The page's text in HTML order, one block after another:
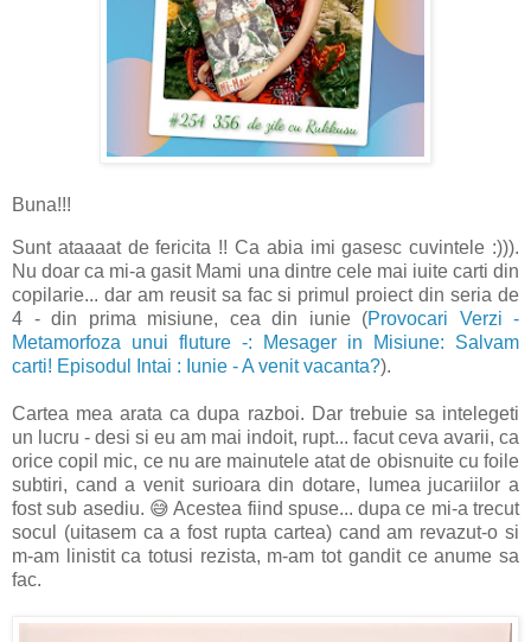
Buna!!!
Sunt ataaaat de fericita !! Ca abia imi gasesc cuvintele :))).
Nu doar ca mi-a gasit Mami una dintre cele mai iuite carti din
copilarie... dar am reusit sa fac si primul proiect din seria de
4 - din prima misiune, cea din iunie (Provocari Verzi -
Metamorfoza unui fluture -: Mesager in Misiune: Salvam
carti! Episodul Intai : Iunie - A venit vacanta?).
Cartea mea arata ca dupa razboi. Dar trebuie sa intelegeti
un lucru - desi si eu am mai indoit, rupt... facut ceva avarii, ca
orice copil mic, ce nu are mainutele atat de obisnuite cu foile
subtiri, cand a venit surioara din dotare, lumea jucariilor a
fost sub asediu. 😅 Acestea fiind spuse... dupa ce mi-a trecut
socul (uitasem ca a fost rupta cartea) cand am revazut-o si
m-am linistit ca totusi rezista, m-am tot gandit ce anume sa
fac.